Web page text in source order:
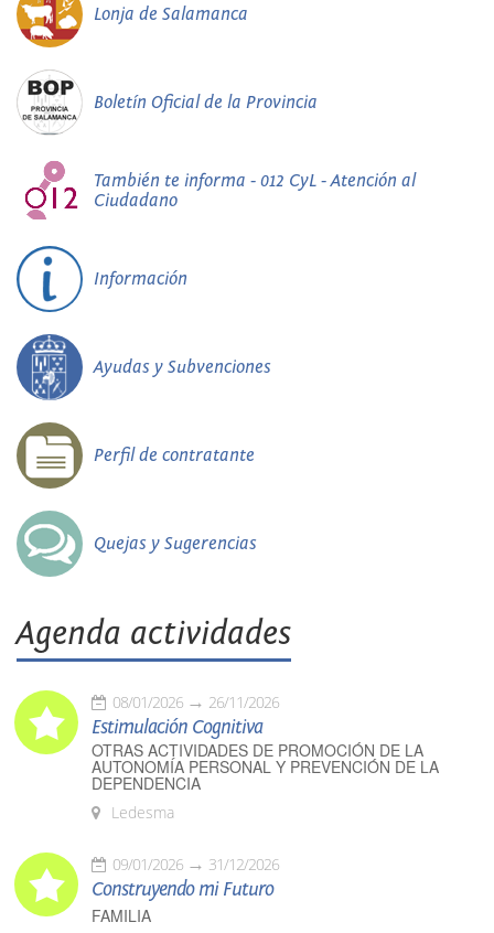
Lonja de Salamanca
Boletín Oficial de la Provincia
También te informa - 012 CyL - Atención al
Ciudadano
Información
Ayudas y Subvenciones
Perfil de contratante
Quejas y Sugerencias
Agenda actividades
08/01/2026 26/11/2026
Estimulación Cognitiva
OTRAS ACTIVIDADES DE PROMOCIÓN DE LA
AUTONOMÍA PERSONAL Y PREVENCIÓN DE LA
DEPENDENCIA
Ledesma
09/01/2026 31/12/2026
Construyendo mi Futuro
FAMILIA